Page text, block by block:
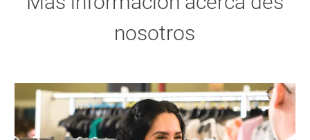
nosotros